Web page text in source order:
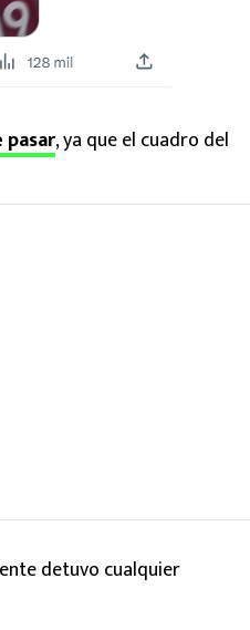
, ya que el cuadro del
detuvo cualquier